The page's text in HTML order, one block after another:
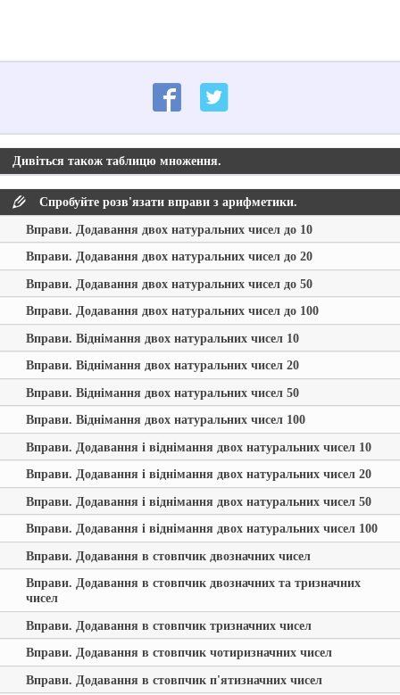
Дивіться також таблицю множення.
Спробуйте розв'язати вправи з арифметики.
Вправи. Додавання двох натуральних чисел до 10
Вправи. Додавання двох натуральних чисел до 20
Вправи. Додавання двох натуральних чисел до 50
Вправи. Додавання двох натуральних чисел до 100
Вправи. Віднімання двох натуральних чисел 10
Вправи. Віднімання двох натуральних чисел 20
Вправи. Віднімання двох натуральних чисел 50
Вправи. Віднімання двох натуральних чисел 100
Вправи. Додавання і віднімання двох натуральних чисел 10
Вправи. Додавання і віднімання двох натуральних чисел 20
Вправи. Додавання і віднімання двох натуральних чисел 50
Вправи. Додавання і віднімання двох натуральних чисел 100
Вправи. Додавання в стовпчик двозначних чисел
Вправи. Додавання в стовпчик двозначних та тризначних
чисел
Вправи. Додавання в стовпчик тризначних чисел
Вправи. Додавання в стовпчик чотиризначних чисел
Вправи. Додавання в стовпчик п'ятизначних чисел